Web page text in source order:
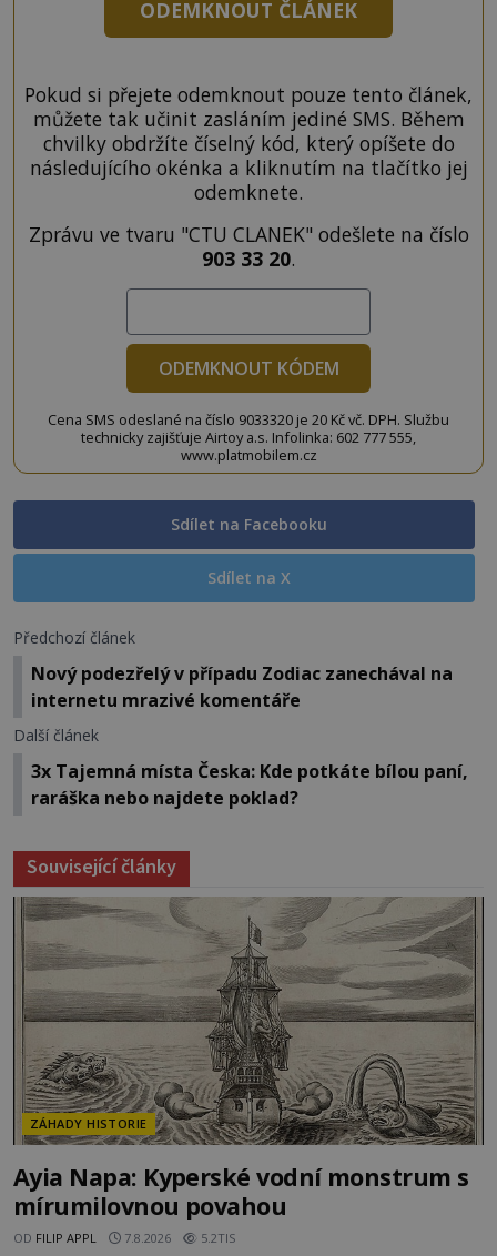
ODEMKNOUT ČLÁNEK
Pokud si přejete odemknout pouze tento článek,
můžete tak učinit zasláním jediné SMS. Během
chvilky obdržíte číselný kód, který opíšete do
následujícího okénka a kliknutím na tlačítko jej
odemknete.
Zprávu ve tvaru "CTU CLANEK" odešlete na číslo
903 33 20.
ODEMKNOUT KÓDEM
Cena SMS odeslané na číslo 9033320 je 20 Kč vč. DPH. Službu
technicky zajišťuje Airtoy a.s. Infolinka: 602 777 555,
www.platmobilem.cz
Sdílet na Facebooku
Sdílet na X
Předchozí článek
Nový podezřelý v případu Zodiac zanechával na
internetu mrazivé komentáře
Další článek
3x Tajemná místa Česka: Kde potkáte bílou paní,
raráška nebo najdete poklad?
Související články
ZÁHADY HISTORIE
Ayia Napa: Kyperské vodní monstrum s
mírumilovnou povahou
OD FILIP APPL 7.8.2026 5.2TIS